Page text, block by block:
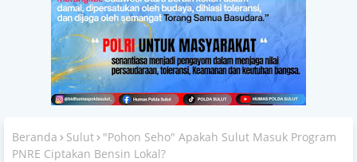
Beranda Sulut
"Pohon Seho" Apakah Sulut Masuk Program
PNRE Ciptakan Bensin Lokal?